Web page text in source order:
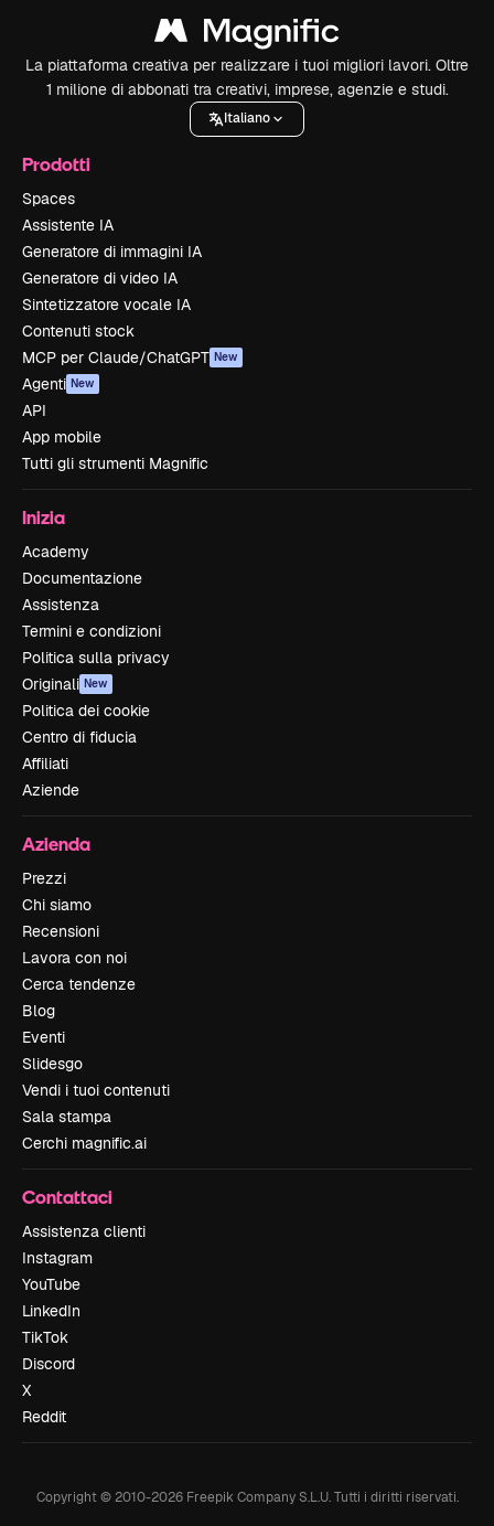
La piattaforma creativa per realizzare i tuoi migliori lavori. Oltre
1 milione di abbonati tra creativi, imprese, agenzie e studi.
Italiano
Prodotti
Spaces
Assistente IA
Generatore di immagini IA
Generatore di video IA
Sintetizzatore vocale IA
Contenuti stock
MCP per Claude/ChatGPT New
Agenti New
API
App mobile
Tutti gli strumenti Magnific
Inizia
Academy
Documentazione
Assistenza
Termini e condizioni
Politica sulla privacy
Originali New
Politica dei cookie
Centro di fiducia
Affiliati
Aziende
Azienda
Prezzi
Chi siamo
Recensioni
Lavora con noi
Cerca tendenze
Blog
Eventi
Slidesgo
Vendi i tuoi contenuti
Sala stampa
Cerchi magnific.ai
Contattaci
Assistenza clienti
Instagram
YouTube
LinkedIn
TikTok
Discord
X
Reddit
Copyright © 2010-2026Freepik Company S.L.U. Tutti i diritti riservati.